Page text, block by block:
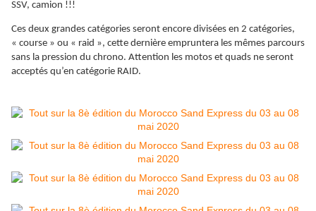
SSV, camion !!!
Ces deux grandes catégories seront encore divisées en 2 catégories,
« course » ou « raid », cette dernière empruntera les mêmes parcours
sans la pression du chrono. Attention les motos et quads ne seront
acceptés qu’en catégorie RAID.